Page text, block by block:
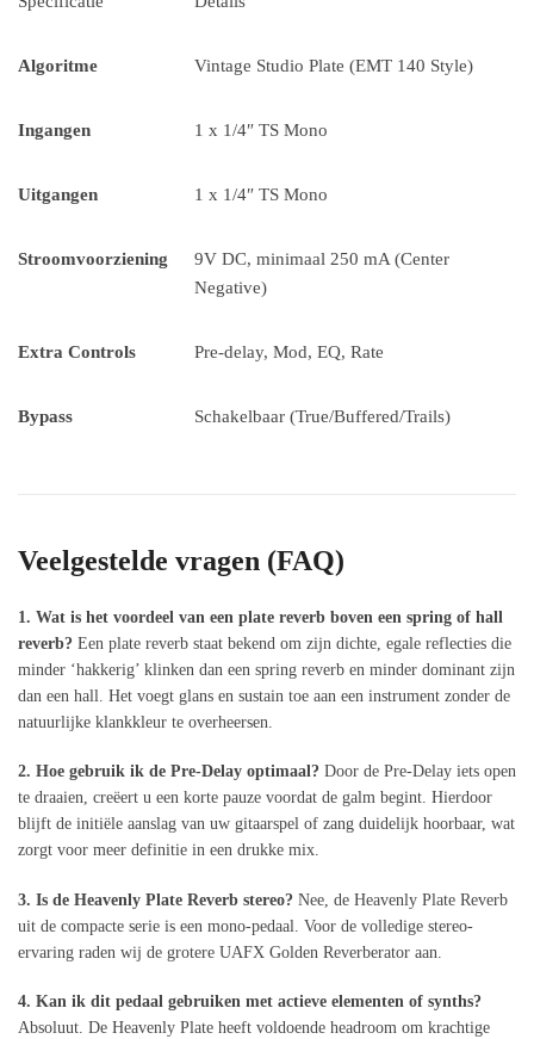
Algoritme Vintage Studio Plate (EMT 140 Style)
Ingangen 1 x 1/4″ TS Mono
Uitgangen 1 x 1/4″ TS Mono
Stroomvoorziening
9V DC, minimaal 250 mA (Center
Negative)
Extra Controls Pre-delay, Mod, EQ, Rate
Bypass Schakelbaar (True/Buffered/Trails)
Veelgestelde vragen (FAQ)
1. Wat is het voordeel van een plate reverb boven een spring of hall
reverb? Een plate reverb staat bekend om zijn dichte, egale reflecties die
minder ‘hakkerig’ klinken dan een spring reverb en minder dominant zijn
dan een hall. Het voegt glans en sustain toe aan een instrument zonder de
natuurlijke klankkleur te overheersen.
2. Hoe gebruik ik de Pre-Delay optimaal? Door de Pre-Delay iets open
te draaien, creëert u een korte pauze voordat de galm begint. Hierdoor
blijft de initiële aanslag van uw gitaarspel of zang duidelijk hoorbaar, wat
zorgt voor meer definitie in een drukke mix.
3. Is de Heavenly Plate Reverb stereo? Nee, de Heavenly Plate Reverb
uit de compacte serie is een mono-pedaal. Voor de volledige stereo-
ervaring raden wij de grotere UAFX Golden Reverberator aan.
4. Kan ik dit pedaal gebruiken met actieve elementen of synths?
Absoluut. De Heavenly Plate heeft voldoende headroom om krachtige